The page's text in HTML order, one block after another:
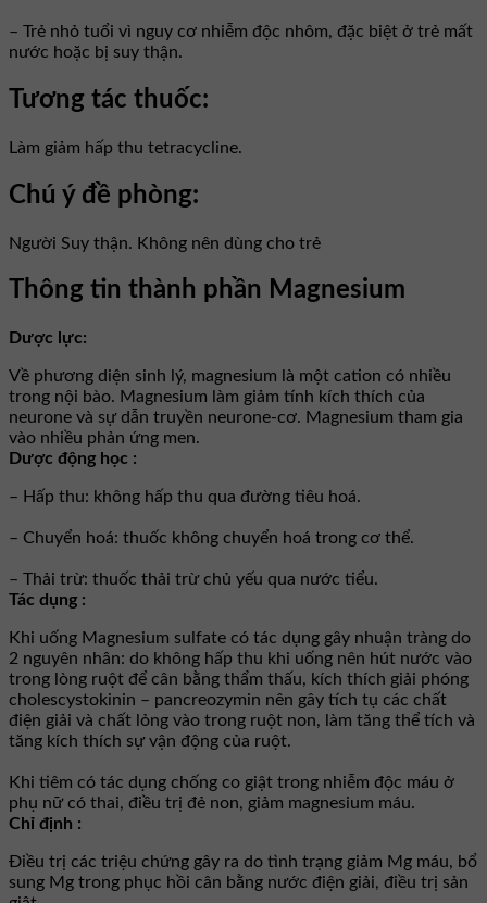
– Trẻ nhỏ tuổi vì nguy cơ nhiễm độc nhôm, đặc biệt ở trẻ mất
nước hoặc bị suy thận.
Tương tác thuốc:
Làm giảm hấp thu tetracycline.
Chú ý đề phòng:
Người Suy thận. Không nên dùng cho trẻ
Thông tin thành phần Magnesium
Dược lực:
Về phương diện sinh lý, magnesium là một cation có nhiều
trong nội bào. Magnesium làm giảm tính kích thích của
neurone và sự dẫn truyền neurone-cơ. Magnesium tham gia
vào nhiều phản ứng men.
Dược động học :
– Hấp thu: không hấp thu qua đường tiêu hoá.
– Chuyển hoá: thuốc không chuyển hoá trong cơ thể.
– Thải trừ: thuốc thải trừ chủ yếu qua nước tiểu.
Tác dụng :
Khi uống Magnesium sulfate có tác dụng gây nhuận tràng do
2 nguyên nhân: do không hấp thu khi uống nên hút nước vào
trong lòng ruột để cân bằng thẩm thấu, kích thích giải phóng
cholescystokinin – pancreozymin nên gây tích tụ các chất
điện giải và chất lỏng vào trong ruột non, làm tăng thể tích và
tăng kích thích sự vận động của ruột.
Khi tiêm có tác dụng chống co giật trong nhiễm độc máu ở
phụ nữ có thai, điều trị đẻ non, giảm magnesium máu.
Chỉ định :
Ðiều trị các triệu chứng gây ra do tình trạng giảm Mg máu, bổ
sung Mg trong phục hồi cân bằng nước điện giải, điều trị sản